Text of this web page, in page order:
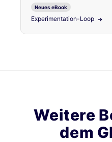
Neues eBook
Experimentation-Loop
Weitere
dem